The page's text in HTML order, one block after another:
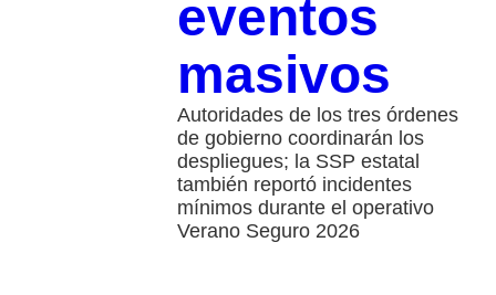
eventos
masivos
Autoridades de los tres órdenes
de gobierno coordinarán los
despliegues; la SSP estatal
también reportó incidentes
mínimos durante el operativo
Verano Seguro 2026